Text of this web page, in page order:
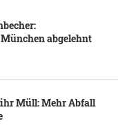
abgelehnt
Müll: Mehr Abfall